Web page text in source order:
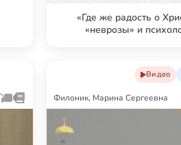
«Где же радость о
«неврозы» и
Видео
Филоник, Марина Сергеевна